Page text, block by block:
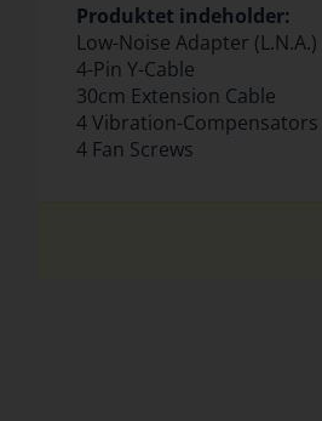
Produktet indeholder:
Low-Noise Adapter (L.N.A.)
4-Pin Y-Cable
30cm Extension Cable
4 Vibration-Compensators
4 Fan Screws